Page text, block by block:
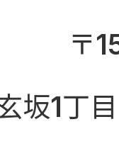
〒
坂1丁